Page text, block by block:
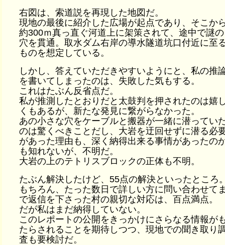
右図は、索道説を再現した地図だ。
現地の最後に紹介した広場が起点であり、そこか
約300ｍ真っ直ぐ河道上に架策されて、途中で謎の
穴を貫通。取水ダム右岸の導水隧道坑口付近に至
ものを想定している。
しかし、答えていただきやすいようにと、私の推
を書いてしまったのは、失敗した気もする。
これはたぶん反省点だ。
私が推測したとおりだと太鼓判を押されたのは嬉
くもあるが、新たな発見に繋がらなかった。
あの小さな穴をケーブルと搬器が一緒に潜ってい
のは驚くべきことだし、大岩を迂回せずに潜る必
があった理由も、深く納得出来る事情があったの
も知れないが、不明だ。
大岩の上のテトリスブロックの正体も不明。
たぶん解決したけど、55点の解決といったところ
もちろん、たった数日で詳しい方に問い合わせて
で返信を下さった村の親切な対応は、百点満点。
だが私はまだ納得していない。
このレポートの公開をきっかけにさらなる情報が
たらされることを期待しつつ、現地での聞き取り
査も要検討だ。